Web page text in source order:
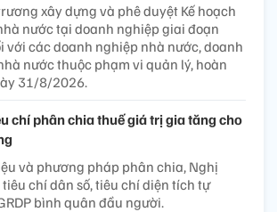
xây dựng và phê duyệt Kế hoạch
nước tại doanh nghiệp giai đoạn
với các doanh nghiệp nhà nước, doanh
nước thuộc phạm vi quản lý, hoàn
31/8/2026.
chí phân chia thuế giá trị gia tăng cho
và phương pháp phân chia, Nghị
chí dân số, tiêu chí diện tích tự
bình quân đầu người.